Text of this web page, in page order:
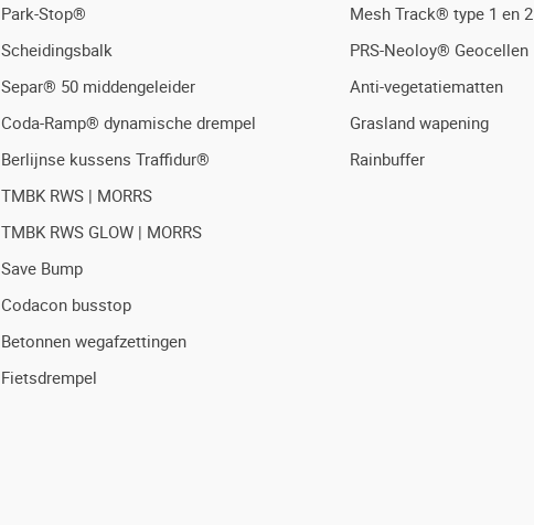
Park-Stop®
Scheidingsbalk
Separ® 50 middengeleider
Coda-Ramp® dynamische drempel
Berlijnse kussens Traffidur®
TMBK RWS | MORRS
TMBK RWS GLOW | MORRS
Save Bump
Codacon busstop
Betonnen wegafzettingen
Fietsdrempel
Mesh Track® type 1 en 2
PRS-Neoloy® Geocellen
Anti-vegetatiematten
Grasland wapening
Rainbuffer